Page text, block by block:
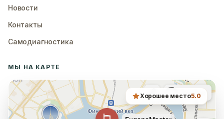
Новости
Контакты
Самодиагностика
МЫ НА КАРТЕ
Хорошее место5.0